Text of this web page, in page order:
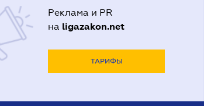
Реклама и PR
на ligazakon.net
ТАРИФЫ